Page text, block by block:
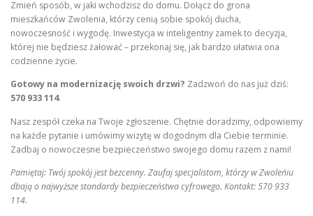
Zmień sposób, w jaki wchodzisz do domu. Dołącz do grona
mieszkańców Zwolenia, którzy cenią sobie spokój ducha,
nowoczesność i wygodę. Inwestycja w inteligentny zamek to decyzja,
której nie będziesz żałować – przekonaj się, jak bardzo ułatwia ona
codzienne życie.
Gotowy na modernizację swoich drzwi? Zadzwoń do nas już dziś:
570 933 114.
Nasz zespół czeka na Twoje zgłoszenie. Chętnie doradzimy, odpowiemy
na każde pytanie i umówimy wizytę w dogodnym dla Ciebie terminie.
Zadbaj o nowoczesne bezpieczeństwo swojego domu razem z nami!
Pamiętaj: Twój spokój jest bezcenny. Zaufaj specjalistom, którzy w Zwoleńiu
dbają o najwyższe standardy bezpieczeństwa cyfrowego. Kontakt: 570 933
114.